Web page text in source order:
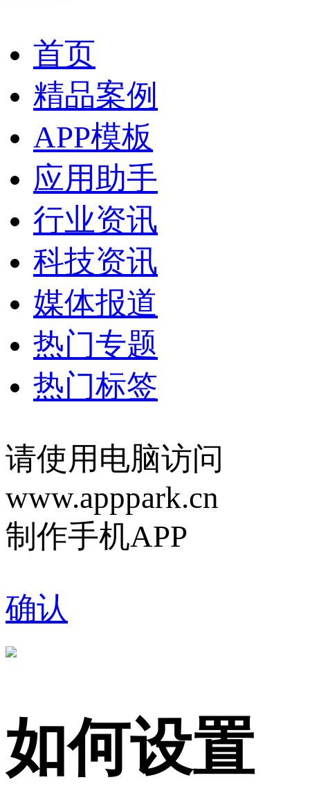
首页
精品案例
APP模板
应用助手
行业资讯
科技资讯
媒体报道
热门专题
热门标签
请使用电脑访问
www.apppark.cn
制作手机APP
确认
如何设置